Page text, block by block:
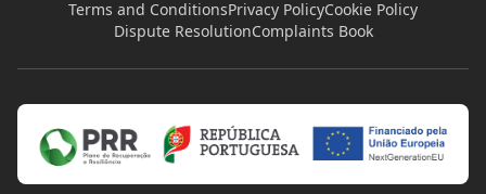
Terms and ConditionsPrivacy PolicyCookie Policy
Dispute ResolutionComplaints Book